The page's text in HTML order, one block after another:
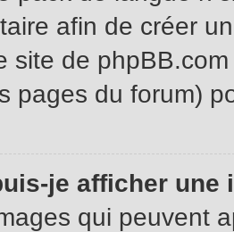
afin de créer
site de
pages du forum)
je afficher une
qui peuvent